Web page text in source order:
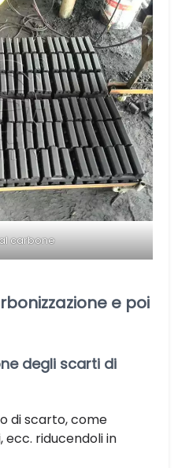
carbone
e poi
degli scarti di
di scarto, come
ecc. riducendoli in